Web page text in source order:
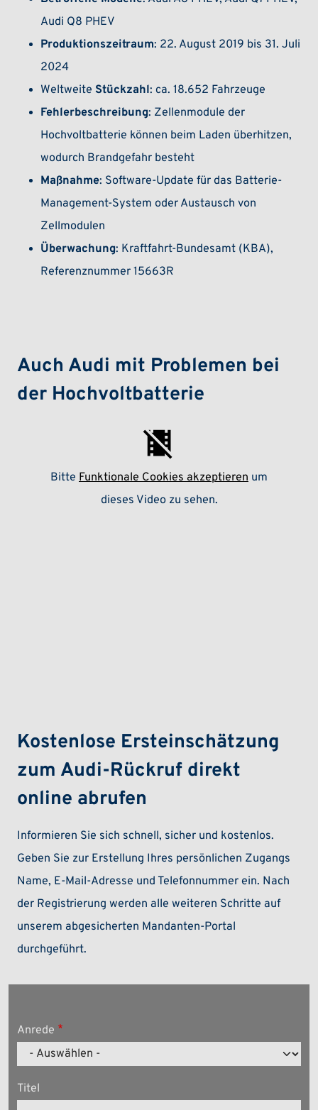
Audi Q8 PHEV
Produktionszeitraum: 22. August 2019 bis 31. Juli
2024
Weltweite Stückzahl: ca. 18.652 Fahrzeuge
Fehlerbeschreibung: Zellenmodule der
Hochvoltbatterie können beim Laden überhitzen,
wodurch Brandgefahr besteht
Maßnahme: Software-Update für das Batterie-
Management-System oder Austausch von
Zellmodulen
Überwachung: Kraftfahrt-Bundesamt (KBA),
Referenznummer 15663R
Auch Audi mit Problemen bei
der Hochvoltbatterie
Bitte Funktionale Cookies akzeptieren um
dieses Video zu sehen.
Kostenlose Ersteinschätzung
zum Audi-Rückruf direkt
online abrufen
Informieren Sie sich schnell, sicher und kostenlos.
Geben Sie zur Erstellung Ihres persönlichen Zugangs
Name, E-Mail-Adresse und Telefonnummer ein. Nach
der Registrierung werden alle weiteren Schritte auf
unserem abgesicherten Mandanten-Portal
durchgeführt.
Anrede
Titel